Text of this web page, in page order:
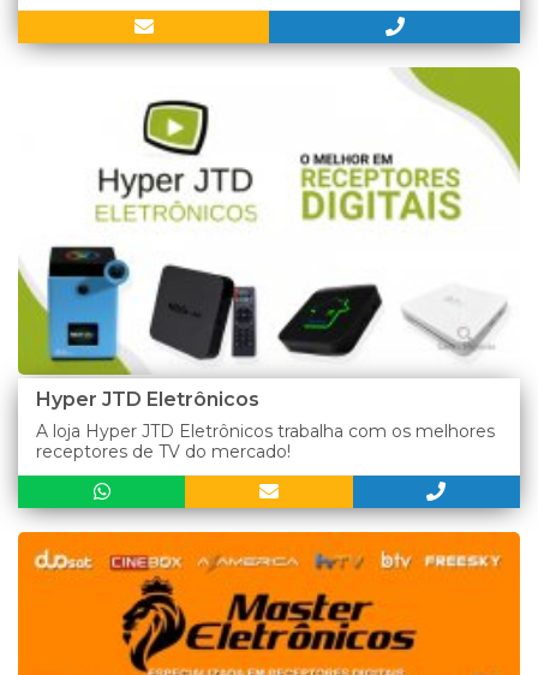
Hyper JTD Eletrônicos
A loja Hyper JTD Eletrônicos trabalha com os melhores
receptores de TV do mercado!